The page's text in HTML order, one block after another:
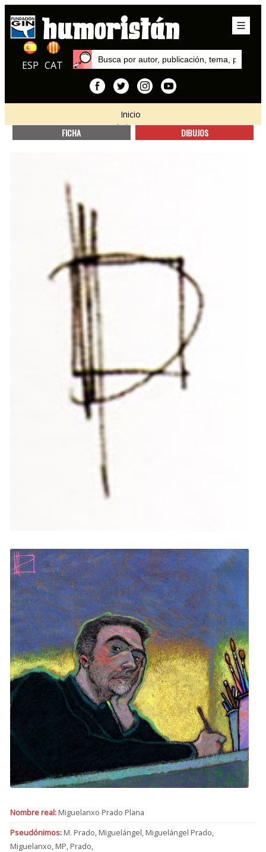
ESP CAT
Inicio
Autores
FICHA DIBUJOS
Nombre real:Miguelanxo Prado Plana
Pseudónimos:M. Prado, Miguelángel, Miguelángel Prado,
Miguelanxo, MP, Prado,